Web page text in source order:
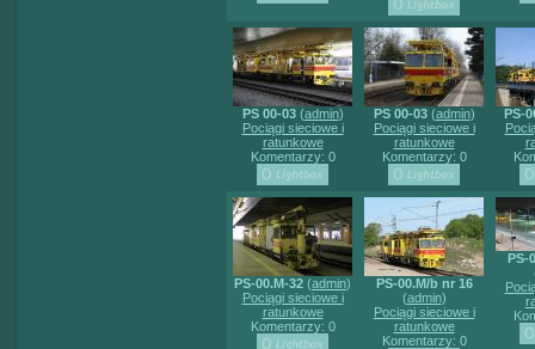
PS 00-03(admin)
Pociągi sieciowe i
ratunkowe
Komentarzy: 0
PS 00-03(admin)
Pociągi sieciowe i
ratunkowe
Komentarzy: 0
PS-
PS-00.M-32 (admin)
Pociągi sieciowe i
ratunkowe
Komentarzy: 0
PS-00.M/b nr 16
(admin)
Pociągi sieciowe i
ratunkowe
Komentarzy: 0
PS-